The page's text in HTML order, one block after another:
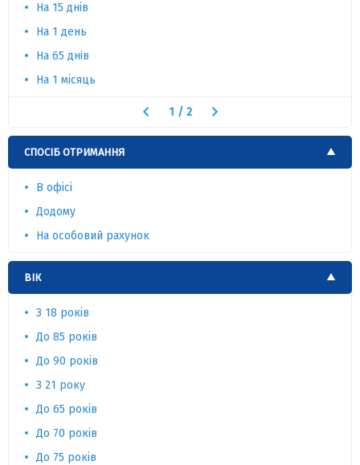
На 15 днів
На 1 день
На 65 днів
На 1 місяць
1 / 2
СПОСІБ ОТРИМАННЯ
В офісі
Додому
На особовий рахунок
ВІК
З 18 років
До 85 років
До 90 років
З 21 року
До 65 років
До 70 років
До 75 років